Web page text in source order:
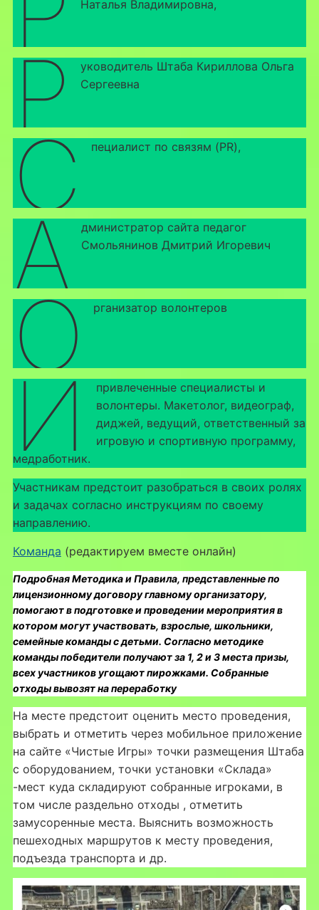
Наталья Владимировна,
р
уководитель Штаба Кириллова Ольга
Сергеевна
с пециалист по связям (PR),
а
дминистратор сайта педагог
Смольянинов Дмитрий Игоревич
о рганизатор волонтеров
и
привлеченные специалисты и
волонтеры. Макетолог, видеограф,
диджей, ведущий, ответственный за
игровую и спортивную программу,
медработник.
Участникам предстоит разобраться в своих ролях
и задачах согласно инструкциям по своему
направлению.
Команда (редактируем вместе онлайн)
Подробная Методика и Правила, представленные по
лицензионному договору главному организатору,
помогают в подготовке и проведении мероприятия в
котором могут участвовать, взрослые, школьники,
семейные команды с детьми. Согласно методике
команды победители получают за 1, 2 и 3 места призы,
всех участников угощают пирожками. Собранные
отходы вывозят на переработку
На месте предстоит оценить место проведения,
выбрать и отметить через мобильное приложение
на сайте «Чистые Игры» точки размещения Штаба
с оборудованием, точки установки «Склада»
-мест куда складируют собранные игроками, в
том числе раздельно отходы , отметить
замусоренные места. Выяснить возможность
пешеходных маршрутов к месту проведения,
подъезда транспорта и др.